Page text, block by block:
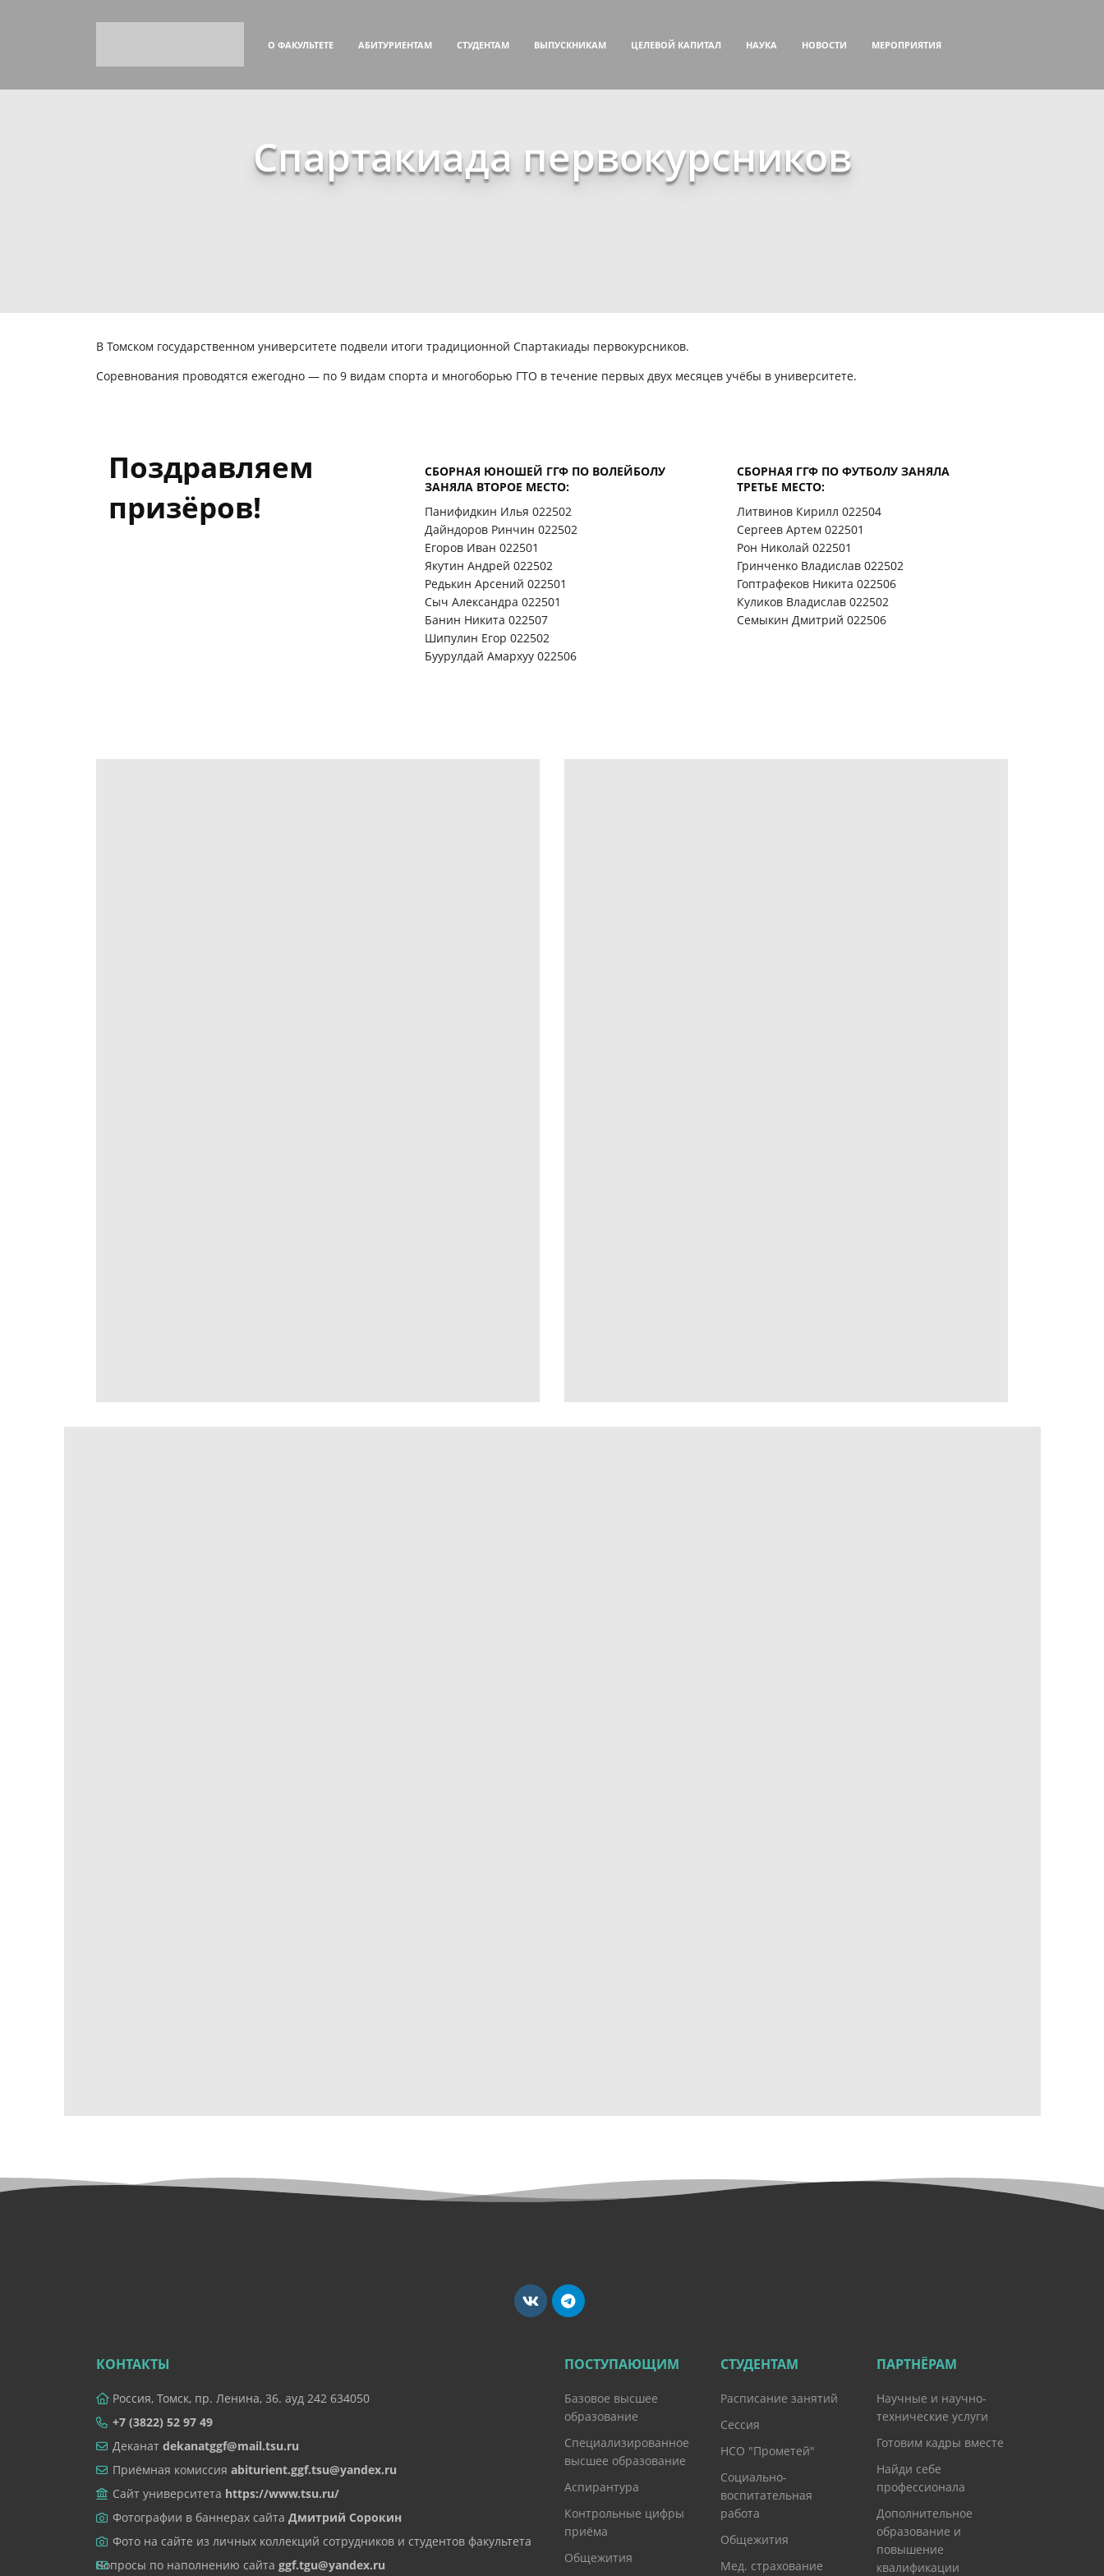
О ФАКУЛЬТЕТЕ АБИТУРИЕНТАМ СТУДЕНТАМ ВЫПУСКНИКАМ ЦЕЛЕВОЙ КАПИТАЛ НАУКА НОВОСТИ МЕРОПРИЯТИЯ
Спартакиада первокурсников
В Томском государственном университете подвели итоги традиционной Спартакиады первокурсников.
Соревнования проводятся ежегодно — по 9 видам спорта и многоборью ГТО в течение первых двух месяцев учёбы в университете.
Поздравляем
призёров!
СБОРНАЯ ЮНОШЕЙ ГГФ ПО ВОЛЕЙБОЛУ
ЗАНЯЛА ВТОРОЕ МЕСТО:
Панифидкин Илья 022502
Дайндоров Ринчин 022502
Егоров Иван 022501
Якутин Андрей 022502
Редькин Арсений 022501
Сыч Александра 022501
Банин Никита 022507
Шипулин Егор 022502
Буурулдай Амархуу 022506
СБОРНАЯ ГГФ ПО ФУТБОЛУ ЗАНЯЛА
ТРЕТЬЕ МЕСТО:
Литвинов Кирилл 022504
Сергеев Артем 022501
Рон Николай 022501
Гринченко Владислав 022502
Гоптрафеков Никита 022506
Куликов Владислав 022502
Семыкин Дмитрий 022506
КОНТАКТЫ
Россия, Томск, пр. Ленина, 36. ауд 242 634050
+7 (3822) 52 97 49
Деканат dekanatggf@mail.tsu.ru
Приёмная комиссия abiturient.ggf.tsu@yandex.ru
Сайт университета https://www.tsu.ru/
Фотографии в баннерах сайта Дмитрий Сорокин
Фото на сайте из личных коллекций сотрудников и студентов факультета
Вопросы по наполнению сайта ggf.tgu@yandex.ru
ПОСТУПАЮЩИМ
Базовое высшее
образование
Специализированное
высшее образование
Аспирантура
Контрольные цифры
приёма
Общежития
СТУДЕНТАМ
Расписание занятий
Сессия
НСО "Прометей"
Социально-
воспитательная
работа
Общежития
Мед. страхование
ПАРТНЁРАМ
Научные и научно-
технические услуги
Готовим кадры вместе
Найди себе
профессионала
Дополнительное
образование и
повышение
квалификации